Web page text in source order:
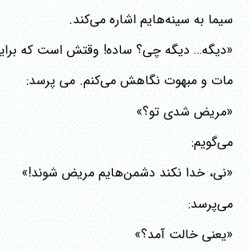
سیما به سینه‌هایم اشاره می‌کند.
«دیگه… دیگه چی؟ ساده! وقتش است که
مات و مبهوت نگاهش می‌کنم. می پرسد:
«مریض شدی تو؟»
می‌گویم:
«نی، خدا نکند دشمن‌هایم مریض شوند!»
می‌پرسد:
«یعنی خالت آمد؟»